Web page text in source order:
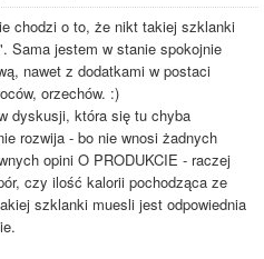
chodzi o to, że nikt takiej szklanki
Sama jestem w stanie spokojnie
nawet z dodatkami w postaci
orzechów. :)
dyskusji, która się tu chyba
rozwija - bo nie wnosi żadnych
opini O PRODUKCIE - raczej
czy ilość kalorii pochodząca ze
szklanki muesli jest odpowiednia